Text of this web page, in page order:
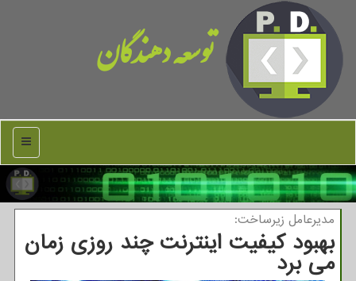
توسعه دهندگان
منو
مدیرعامل زیرساخت:
بهبود کیفیت اینترنت چند روزی زمان
می برد